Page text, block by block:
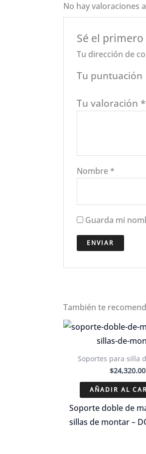
No hay valoraciones
Sé el primero
Tu dirección de
Tu puntuación
Tu valoración *
Nombre *
Guarda mi
También te
Soportes para silla
$24,320.00
AÑADIR AL
Soporte doble de
sillas de montar –